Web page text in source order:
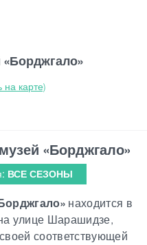
на карте)
«Борджгало»
ВСЕ СЕЗОНЫ
находится в
улице Шарашидзе,
соответствующей